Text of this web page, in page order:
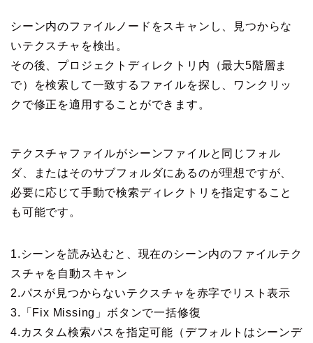
シーン内のファイルノードをスキャンし、見つからな
いテクスチャを検出。
その後、プロジェクトディレクトリ内（最大5階層ま
で）を検索して一致するファイルを探し、ワンクリッ
クで修正を適用することができます。
テクスチャファイルがシーンファイルと同じフォル
ダ、またはそのサブフォルダにあるのが理想ですが、
必要に応じて手動で検索ディレクトリを指定すること
も可能です。
1.シーンを読み込むと、現在のシーン内のファイルテク
スチャを自動スキャン
2.パスが見つからないテクスチャを赤字でリスト表示
3.「Fix Missing」ボタンで一括修復
4.カスタム検索パスを指定可能（デフォルトはシーンデ